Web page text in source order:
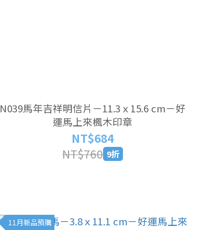
N039馬年吉祥明信片－11.3ｘ15.6 cm－好
運馬上來楓木印章
NT$684
NT$760 9折
11月新品預購